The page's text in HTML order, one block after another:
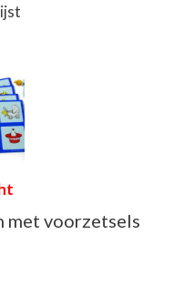
met voorzetsels